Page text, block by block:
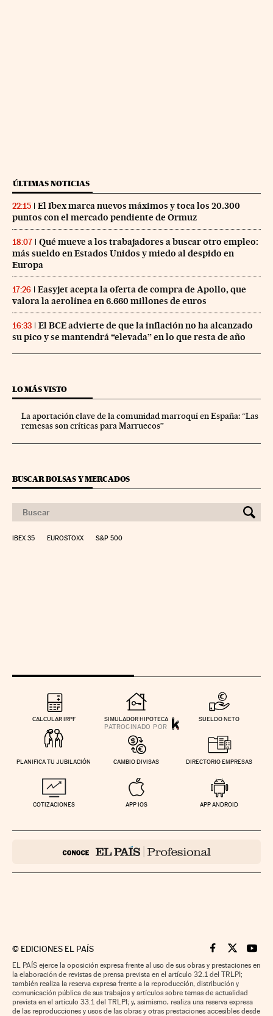
ÚLTIMAS NOTICIAS
22:15
El Ibex marca nuevos máximos y toca los 20.300
puntos con el mercado pendiente de Ormuz
18:07
Qué mueve a los trabajadores a buscar otro empleo:
más sueldo en Estados Unidos y miedo al despido en
Europa
17:26
Easyjet acepta la oferta de compra de Apollo, que
valora la aerolínea en 6.660 millones de euros
16:33
El BCE advierte de que la inflación no ha alcanzado
su pico y se mantendrá “elevada” en lo que resta de año
LO MÁS VISTO
La aportación clave de la comunidad marroquí en España: “Las
remesas son críticas para Marruecos”
BUSCAR BOLSAS Y MERCADOS
IBEX 35 EUROSTOXX S&P 500
CALCULAR IRPF SIMULADOR HIPOTECA SUELDO NETO
PLANIFICA TU JUBILACIÓN CAMBIO DIVISAS DIRECTORIO EMPRESAS
COTIZACIONES APP IOS APP ANDROID
© EDICIONES EL PAÍS Cinco Días en
Cinco Días
Cinco
EL PAÍS ejerce la oposición expresa frente al uso de sus obras y prestaciones en
la elaboración de revistas de prensa prevista en el artículo 32.1 del TRLPI;
también realiza la reserva expresa frente a la reproducción, distribución y
comunicación pública de sus trabajos y artículos sobre temas de actualidad
prevista en el artículo 33.1 del TRLPI; y, asimismo, realiza una reserva expresa
de las reproducciones y usos de las obras y otras prestaciones accesibles desde